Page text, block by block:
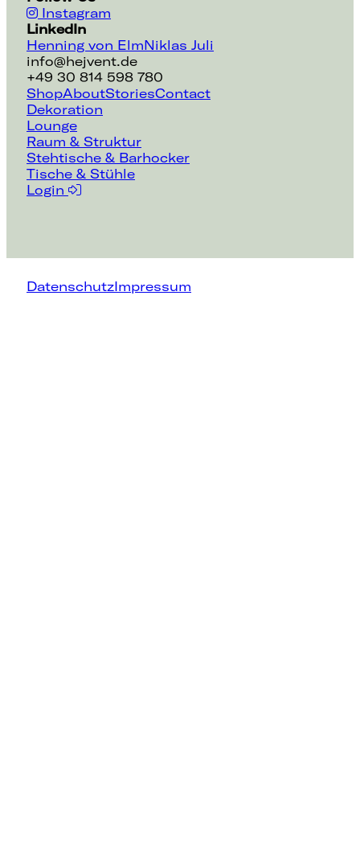
Instagram
LinkedIn
Henning von ElmNiklas Juli
info@hejvent.de
+49 30 814 598 780
ShopAboutStoriesContact
Dekoration
Lounge
Raum & Struktur
Stehtische & Barhocker
Tische & Stühle
Login
DatenschutzImpressum